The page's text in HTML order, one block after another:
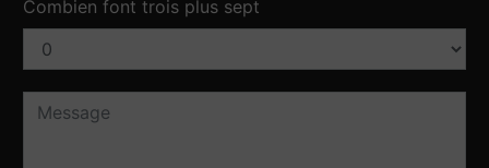
Combien font trois plus sept